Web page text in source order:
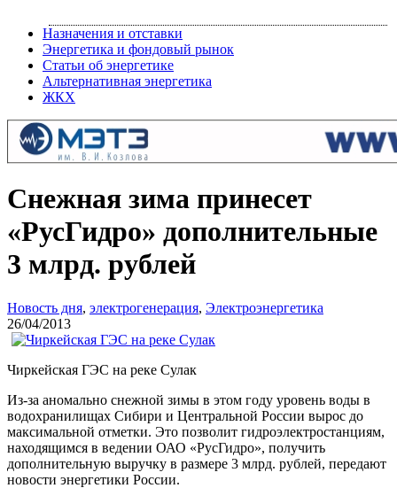
Назначения и отставки
Энергетика и фондовый рынок
Статьи об энергетике
Альтернативная энергетика
ЖКХ
Снежная зима принесет
«РусГидро» дополнительные
3 млрд. рублей
Новость дня, электрогенерация, Электроэнергетика
26/04/2013
Чиркейская ГЭС на реке Сулак
Из-за аномально снежной зимы в этом году уровень воды в
водохранилищах Сибири и Центральной России вырос до
максимальной отметки. Это позволит гидроэлектростанциям,
находящимся в ведении ОАО «РусГидро», получить
дополнительную выручку в размере 3 млрд. рублей, передают
новости энергетики России.